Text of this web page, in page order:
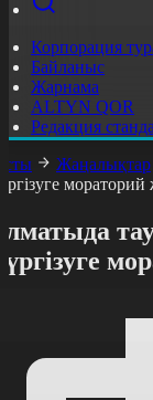
Корпорация
Байланыс
Жарнама
ALTYN QOR
Редакция
Жаңалықтар